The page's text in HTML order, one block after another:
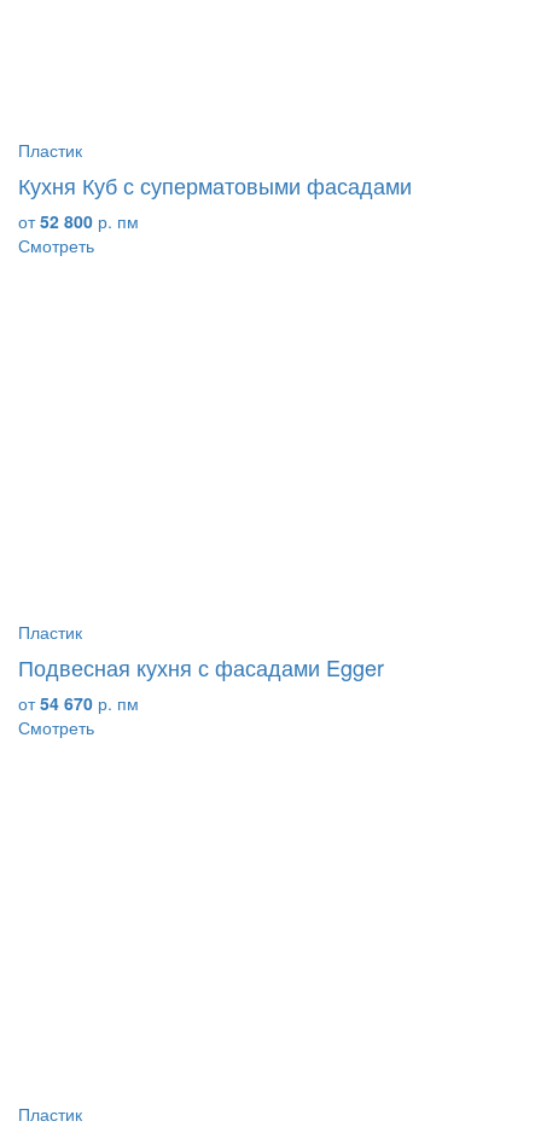
Пластик
Кухня Куб с суперматовыми фасадами
от52 800 р. пм
Смотреть
Пластик
Подвесная кухня с фасадами Egger
от54 670 р. пм
Смотреть
Пластик